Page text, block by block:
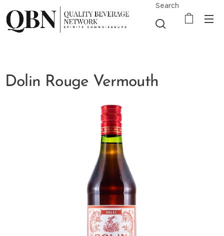
Search
Dolin Rouge Vermouth